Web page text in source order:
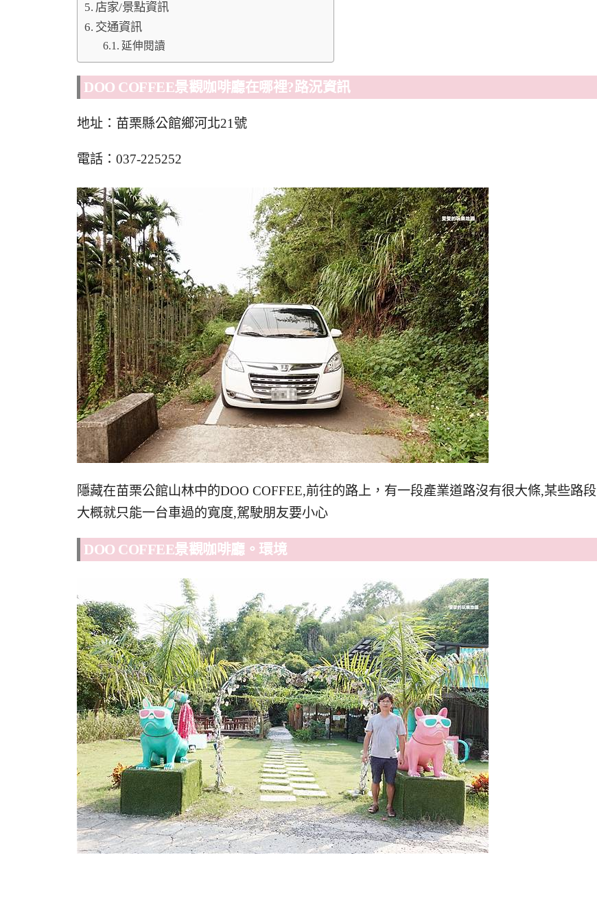
店家/景點資訊
交通資訊
延伸閱讀
DOO COFFEE景觀咖啡廳在哪裡?路況資訊
地址：苗栗縣公館鄉河北21號
電話：037-225252
隱藏在苗栗公館山林中的DOO COFFEE,前往的路上，有一段產業道路沒有很大條,某些路段
大概就只能一台車過的寬度,駕駛朋友要小心
DOO COFFEE景觀咖啡廳。環境